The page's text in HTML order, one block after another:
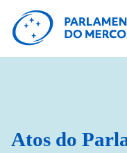
Atos do